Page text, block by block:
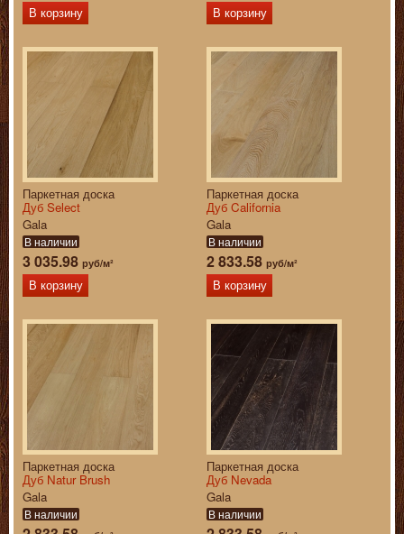
В корзину
В корзину
Паркетная доска
Дуб Select
Gala
В наличии
3 035.98 руб/м²
В корзину
Паркетная доска
Дуб California
Gala
В наличии
2 833.58 руб/м²
В корзину
Паркетная доска
Дуб Natur Brush
Gala
В наличии
Паркетная доска
Дуб Nevada
Gala
В наличии